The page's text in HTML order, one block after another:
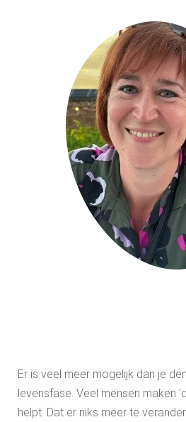
Er is veel meer mogelijk dan je
levensfase. Veel mensen maken
helpt. Dat er niks meer te